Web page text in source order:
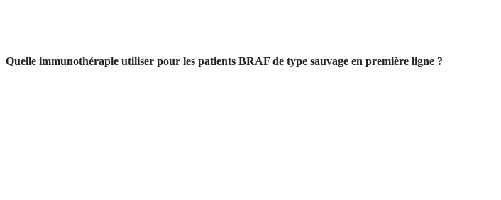
Quelle immunothérapie utiliser pour les patients BRAF de type sauvage en première ligne ?